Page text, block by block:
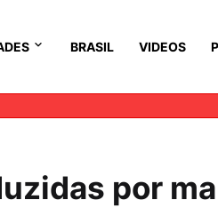
BRASIL VIDEOS
por